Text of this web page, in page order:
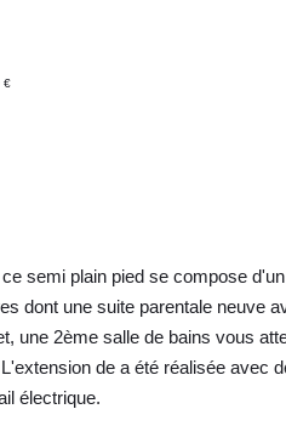
€
semi plain pied se compose
dont une suite parentale neuve
une 2ème salle de bains vous
de a été réalisée avec
électrique.